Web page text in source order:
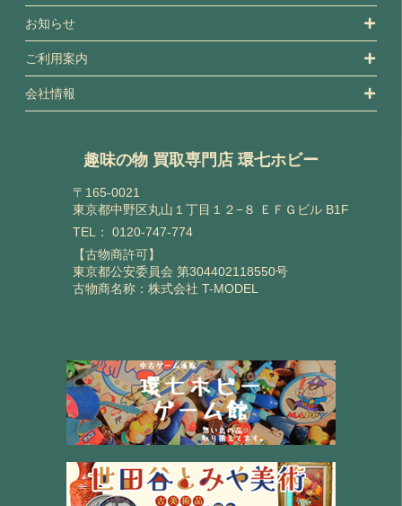
お知らせ
ご利用案内
会社情報
趣味の物 買取専門店 環七ホビー
〒165-0021
東京都中野区丸山１丁目１２−８ ＥＦＧビル B1F
TEL： 0120-747-774
【古物商許可】
東京都公安委員会 第304402118550号
古物商名称：株式会社 T-MODEL